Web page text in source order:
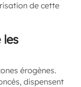
de cette
érogènes.
dispensent